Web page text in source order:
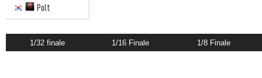
Polt
1/32 finale 1/16 Finale 1/8 Finale